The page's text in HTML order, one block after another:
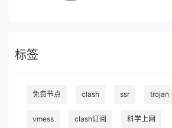
标签
免费节点 clash ssr trojan
vmess clash订阅 科学上网